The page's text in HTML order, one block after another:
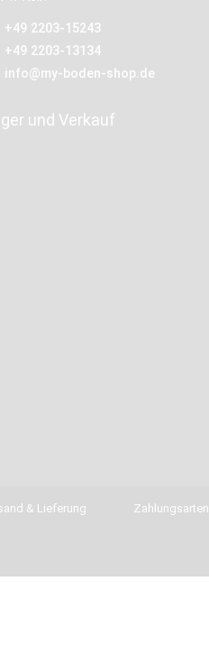
+49 2203-15243
+49 2203-13134
info@my-boden-shop.de
und Verkauf
& Lieferung Zahlungsarten